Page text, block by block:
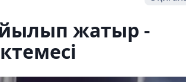
жатыр -